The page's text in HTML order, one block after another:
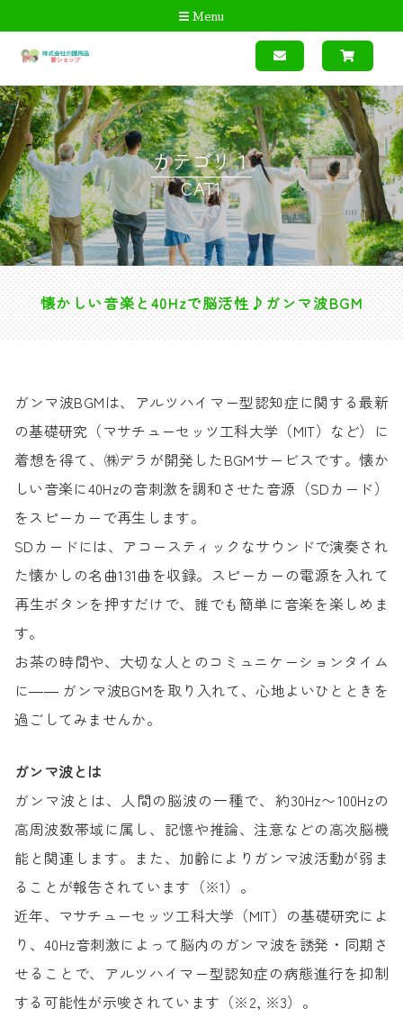
Menu
カテゴリ１
CAT1
懐かしい音楽と40Hzで脳活性♪ガンマ波BGM
ガンマ波BGMは、アルツハイマー型認知症に関する最新
の基礎研究（マサチューセッツ工科大学（MIT）など）に
着想を得て、㈱デラが開発したBGMサービスです。懐か
しい音楽に40Hzの音刺激を調和させた音源（SDカード）
をスピーカーで再生します。
SDカードには、アコースティックなサウンドで演奏され
た懐かしの名曲131曲を収録。スピーカーの電源を入れて
再生ボタンを押すだけで、誰でも簡単に音楽を楽しめま
す。
お茶の時間や、大切な人とのコミュニケーションタイム
に―― ガンマ波BGMを取り入れて、心地よいひとときを
過ごしてみませんか。
ガンマ波とは
ガンマ波とは、人間の脳波の一種で、約30Hz〜100Hzの
高周波数帯域に属し、記憶や推論、注意などの高次脳機
能と関連します。また、加齢によりガンマ波活動が弱ま
ることが報告されています（※1）。
近年、マサチューセッツ工科大学（MIT）の基礎研究によ
り、40Hz音刺激によって脳内のガンマ波を誘発・同期さ
せることで、アルツハイマー型認知症の病態進行を抑制
する可能性が示唆されています（※2, ※3）。